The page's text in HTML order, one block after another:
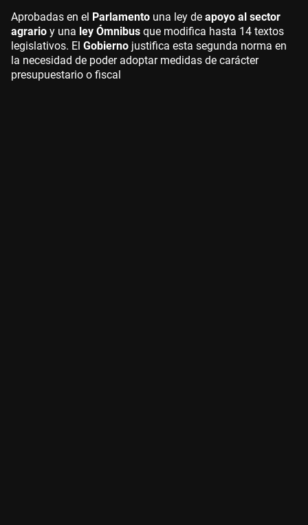
Aprobadas en el Parlamento una ley de apoyo al sector
agrario y una ley Ómnibus que modifica hasta 14 textos
legislativos. El Gobierno justifica esta segunda norma en
la necesidad de poder adoptar medidas de carácter
presupuestario o fiscal